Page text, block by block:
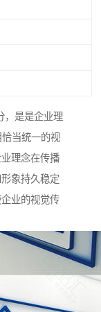
，是是企业理
当统一的视
理念在传播
象持久稳定
业的视觉传